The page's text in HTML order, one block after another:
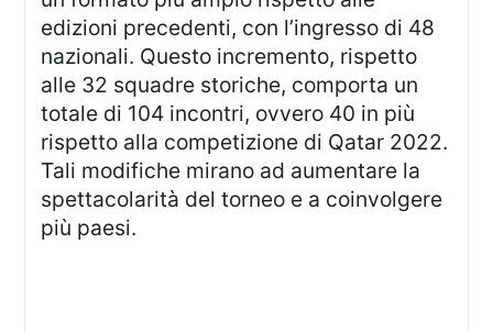
edizioni precedenti, con l’ingresso di 48
nazionali. Questo incremento, rispetto
alle 32 squadre storiche, comporta un
totale di 104 incontri, ovvero 40 in più
rispetto alla competizione di Qatar 2022.
Tali modifiche mirano ad aumentare la
spettacolarità del torneo e a coinvolgere
più paesi.